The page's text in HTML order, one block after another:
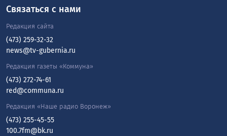
Связаться с нами
Редакция сайта
(473) 259-32-32
news@tv-gubernia.ru
Редакция газеты «Коммуна»
(473) 272-74-61
red@communa.ru
Редакция «Наше радио Воронеж»
(473) 255-45-55
100.7fm@bk.ru